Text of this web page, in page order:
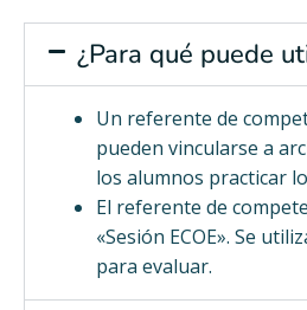
¿Para qué puede
Un referente de
pueden vincularse a
los alumnos practicar
El referente de
«Sesión ECOE». Se
para evaluar.